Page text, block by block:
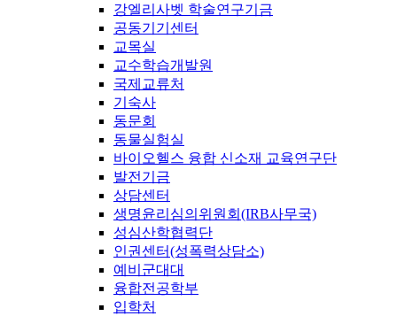
강엘리사벳 학술연구기금
공동기기센터
교목실
교수학습개발원
국제교류처
기숙사
동문회
동물실험실
바이오헬스 융합 신소재 교육연구단
발전기금
상담센터
생명윤리심의위원회(IRB사무국)
성심산학협력단
인권센터(성폭력상담소)
예비군대대
융합전공학부
입학처